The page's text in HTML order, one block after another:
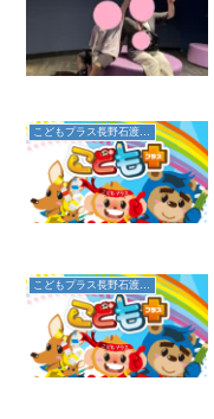
こどもプラス長野石渡教室
こどもプラス長野石渡教室